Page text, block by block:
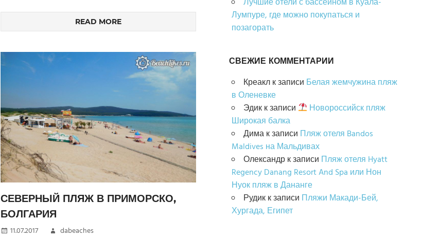
READ MORE
СЕВЕРНЫЙ ПЛЯЖ В ПРИМОРСКО,
БОЛГАРИЯ
11.07.2017 dabeaches
Лумпуре, где можно покупаться и
позагорать
СВЕЖИЕ КОММЕНТАРИИ
Креаклк записи Белая жемчужина пляж
в Оленевке
Эдикк записи
Новороссийск пляж
Широкая балка
Димак записи Пляж отеля Bandos
Maldives на Мальдивах
Олександрк записи Пляж отеля Hyatt
Regency Danang Resort And Spa или Нон
Нуок пляж в Дананге
Рудикк записи Пляжи Макади-Бей,
Хургада, Египет